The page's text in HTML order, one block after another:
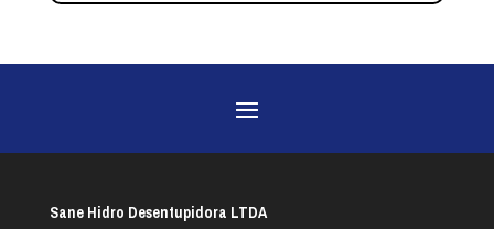
Sane Hidro Desentupidora LTDA